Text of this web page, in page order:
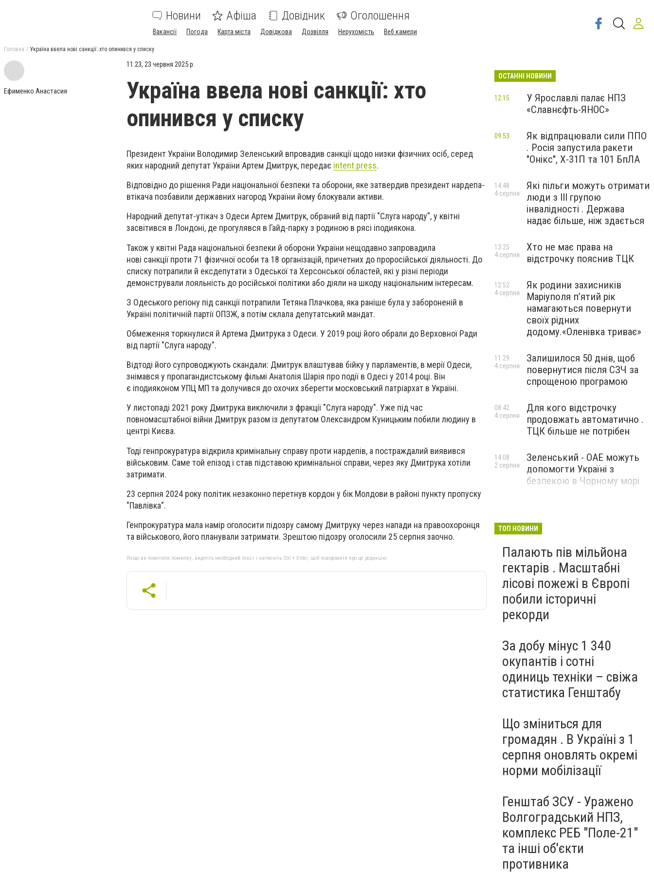
Новини Афіша Довідник Оголошення
Вакансії Погода Карта міста Довідкова Дозвілля Нерухомість Веб камери
Головна Україна ввела нові санкції: хто опинився у списку
Ефименко Анастасия
11:23, 23 червня 2025 р.
Україна ввела нові санкції: хто
опинився у списку
Президент України Володимир Зеленський впровадив санкції щодо низки фізичних осіб, серед
яких народний депутат України Артем Дмитрук, передає intent.press.
Відповідно до рішення Ради національної безпеки та оборони, яке затвердив президент нардепа-
втікача позбавили державних нагород України йому блокували активи.
Народний депутат-утікач з Одеси Артем Дмитрук, обраний від партії "Слуга народу", у квітні
засвітився в Лондоні, де прогулявся в Гайд-парку з родиною в рясі іподиякона.
Також у квітні Рада національної безпеки й оборони України нещодавно запровадила
нові санкції проти 71 фізичної особи та 18 організацій, причетних до проросійської діяльності. До
списку потрапили й ексдепутати з Одеської та Херсонської областей, які у різні періоди
демонстрували лояльність до російської політики або діяли на шкоду національним інтересам.
З Одеського регіону під санкції потрапили Тетяна Плачкова, яка раніше була у забороненій в
Україні політичній партії ОПЗЖ, а потім склала депутатський мандат.
Обмеження торкнулися й Артема Дмитрука з Одеси. У 2019 році його обрали до Верховної Ради
від партії "Слуга народу".
Відтоді його супроводжують скандали: Дмитрук влаштував бійку у парламентів, в мерії Одеси,
знімався у пропагандистському фільмі Анатолія Шарія про події в Одесі у 2014 році. Він
є іподияконом УПЦ МП та долучився до охочих зберегти московський патріархат в Україні.
У листопаді 2021 року Дмитрука виключили з фракції "Слуга народу". Уже під час
повномасштабної війни Дмитрук разом із депутатом Олександром Куницьким побили людину в
центрі Києва.
Тоді генпрокуратура відкрила кримінальну справу проти нардепів, а постраждалий виявився
військовим. Саме той епізод і став підставою кримінальної справи, через яку Дмитрука хотіли
затримати.
23 серпня 2024 року політик незаконно перетнув кордон у бік Молдови в районі пункту пропуску
"Павлівка".
Генпрокуратура мала намір оголосити підозру самому Дмитруку через напади на правоохоронця
та військового, його планували затримати. Зрештою підозру оголосили 25 серпня заочно.
Якщо ви помітили помилку, виділіть необхідний текст і натисніть Ctrl + Enter, щоб повідомити про це редакцію
ОСТАННІ НОВИНИ
У Ярославлі палає НПЗ
«Славнєфть-ЯНОС»
12:15
Як відпрацювали сили ППО
. Росія запустила ракети
"Онікс", Х-31П та 101 БпЛА
09:53
Які пільги можуть отримати
люди з III групою
інвалідності . Держава
надає більше, ніж здається
14:48
4 серпня
Хто не має права на
відстрочку пояснив ТЦК
13:25
4 серпня
Як родини захисників
Маріуполя пʼятий рік
намагаються повернути
своїх рідних
додому.«Оленівка триває»
12:52
4 серпня
Залишилося 50 днів, щоб
повернутися після СЗЧ за
спрощеною програмою
11:29
4 серпня
Для кого відстрочку
продовжать автоматично .
ТЦК більше не потрібен
08:42
4 серпня
Зеленський - ОАЕ можуть
допомогти Україні з
безпекою в Чорному морі
14:08
2 серпня
ТОП НОВИНИ
Палають пів мільйона
гектарів . Масштабні
лісові пожежі в Європі
побили історичні
рекорди
За добу мінус 1 340
окупантів і сотні
одиниць техніки – свіжа
статистика Генштабу
Що зміниться для
громадян . В Україні з 1
серпня оновлять окремі
норми мобілізації
Генштаб ЗСУ - Уражено
Волгоградський НПЗ,
комплекс РЕБ "Поле-21"
та інші об'єкти
противника